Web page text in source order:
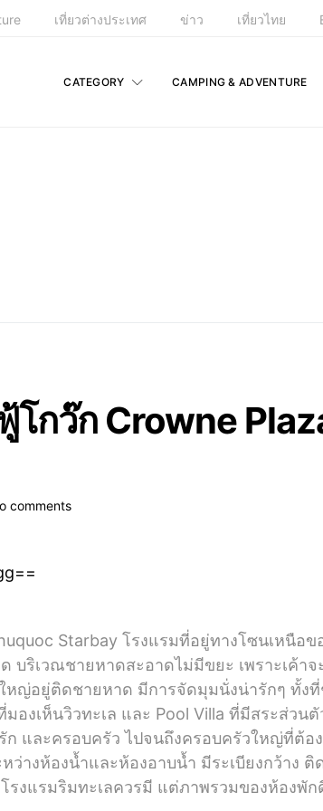
เที่ยวต่างประเทศ ข่าว เที่ยวไทย
CATEGORY CAMPING & ADVENTURE
โกว๊ก Crowne
comments
Starbay โรงแรมที่อยู่ทางโซนเหนือข
บริเวณชายหาดสะอาดไม่มีขยะ เพราะเค้า
หญ่อยู่ติดชายหาด มีการจัดมุมนั่งน่ารักๆ ทั้ง
องเห็นวิวทะเล และ Pool Villa ที่มีสระส่วน
ก และครอบครัว ไปจนถึงครอบครัวใหญ่ที่ต้อ
ว่างห้องน้ำและห้องอาบน้ำ มีระเบียงกว้าง
โรงแรมริมทะเลควรมี แต่ภาพรวมของห้องพั